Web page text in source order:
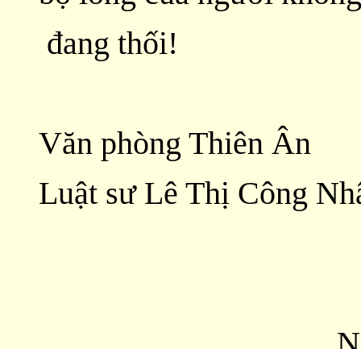
đang thối!
Văn phòng Thiên Ân
Luật sư Lê Thị Công